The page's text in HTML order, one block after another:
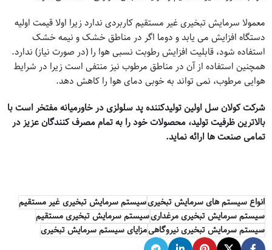
معمولا سرمایش تبخیری غیر مستقیم کاربردی ندارد زیرا اولا قیمت اولیه
دستگاه افزایش می یابد و دوما اگر در مناطق خشک و نیمه خشک
استفاده شود، قابلیت افزایش رطوبت نسبی هوا را (در صورت نیاز) ندارد.
همچنین استفاده از آن در مناطق مرطوب نیز منتفی است زیرا در شرایط
هوایی مرطوب، نمی تواند به خوبی دمای هوا را کاهش دهد.
شرکت کولان سل اولین تولیدکننده پد سلولزی در خاورمیانه مفتخر است با
بالاترین ظرفیت تولید، محصولات خود را به تمام مصرف کنندگان عزیز در
تمامی صنعت ها ارائه نماید.
انواع سیستم های سرمایش تبخیریسیستم سرمایش تبخیری غیر مستقیم
سیستم سرمایش تبخیری مرغداریسیستم سرمایش تبخیری مستقیم
سیستم سرمایش تبخیری نیروگاهیمزایای سیستم سرمایش تبخیری